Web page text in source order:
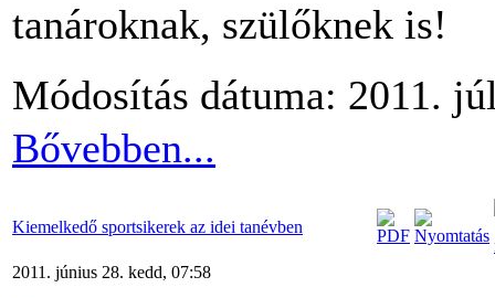
tanároknak, szülőknek is!
Módosítás dátuma: 2011.
Bővebben...
Kiemelkedő sportsikerek az idei tanévben
2011. június 28. kedd, 07:58